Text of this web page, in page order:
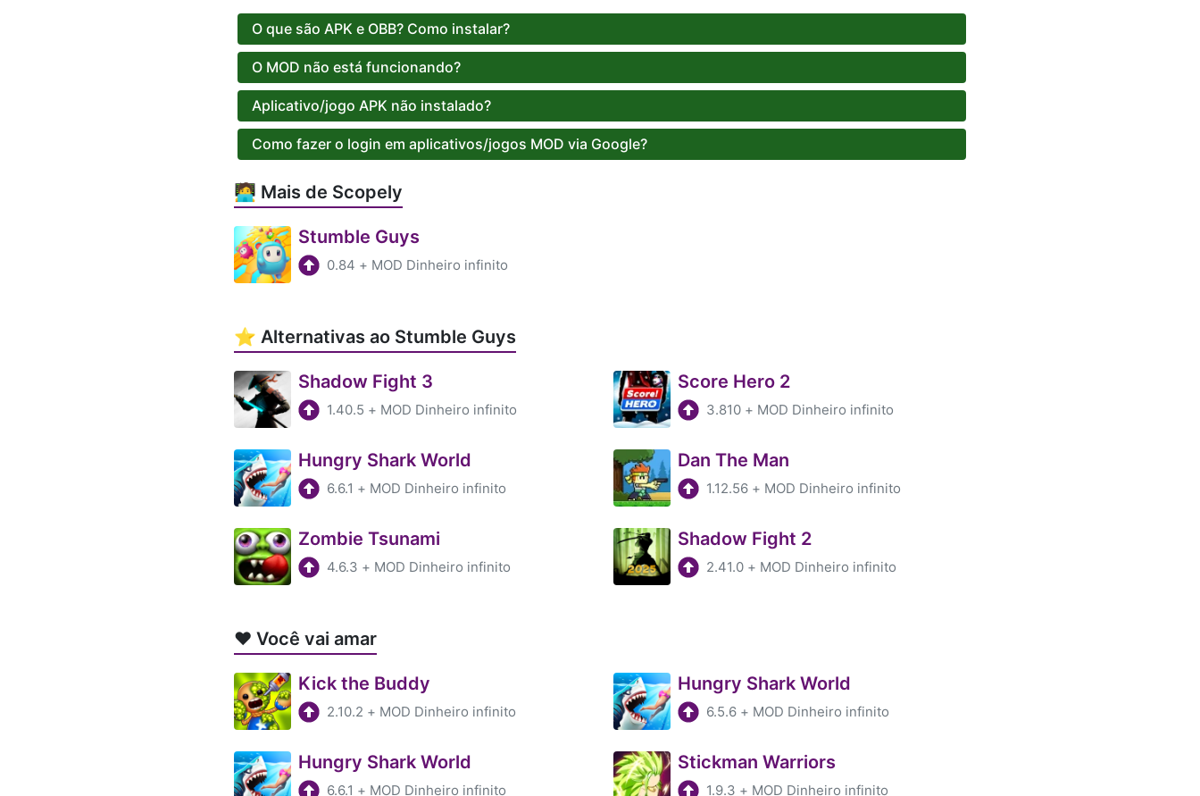
O que são APK e OBB? Como instalar?
O MOD não está funcionando?
Aplicativo/jogo APK não instalado?
Como fazer o login em aplicativos/jogos MOD via Google?
🧑‍💻 Mais de Scopely
Stumble Guys
0.84 + MOD Dinheiro infinito
⭐ Alternativas ao Stumble Guys
Shadow Fight 3
1.40.5 + MOD Dinheiro infinito
Score Hero 2
3.810 + MOD Dinheiro infinito
Hungry Shark World
6.6.1 + MOD Dinheiro infinito
Dan The Man
1.12.56 + MOD Dinheiro infinito
Zombie Tsunami
4.6.3 + MOD Dinheiro infinito
Shadow Fight 2
2.41.0 + MOD Dinheiro infinito
❤️ Você vai amar
Kick the Buddy
2.10.2 + MOD Dinheiro infinito
Hungry Shark World
6.5.6 + MOD Dinheiro infinito
Hungry Shark World
6.6.1 + MOD Dinheiro infinito
Stickman Warriors
1.9.3 + MOD Dinheiro infinito